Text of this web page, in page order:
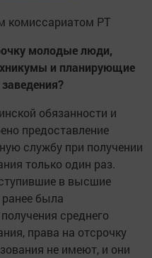
комиссариатом РТ
молодые люди,
и планирующие
обязанности и
предоставление
службу при получении
только один раз.
в высшие
была
среднего
права на отсрочку
не имеют, и они